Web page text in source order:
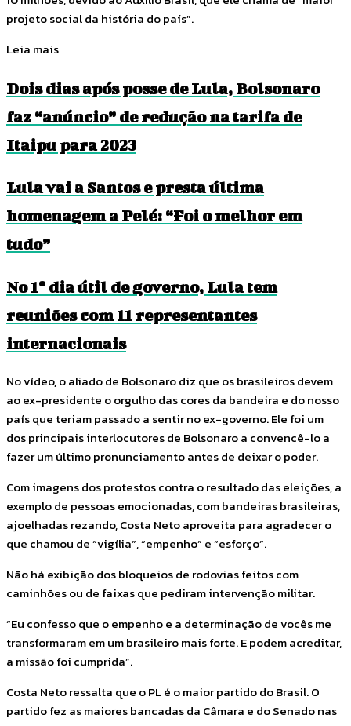
projeto social da história do país”.
Leia mais
Dois dias após posse de Lula, Bolsonaro
faz “anúncio” de redução na tarifa de
Itaipu para 2023
Lula vai a Santos e presta última
homenagem a Pelé: “Foi o melhor em
tudo”
No 1º dia útil de governo, Lula tem
reuniões com 11 representantes
internacionais
No vídeo, o aliado de Bolsonaro diz que os brasileiros devem
ao ex-presidente o orgulho das cores da bandeira e do nosso
país que teriam passado a sentir no ex-governo. Ele foi um
dos principais interlocutores de Bolsonaro a convencê-lo a
fazer um último pronunciamento antes de deixar o poder.
Com imagens dos protestos contra o resultado das eleições, a
exemplo de pessoas emocionadas, com bandeiras brasileiras,
ajoelhadas rezando, Costa Neto aproveita para agradecer o
que chamou de “vigília”, “empenho” e “esforço”.
Não há exibição dos bloqueios de rodovias feitos com
caminhões ou de faixas que pediram intervenção militar.
“Eu confesso que o empenho e a determinação de vocês me
transformaram em um brasileiro mais forte. E podem acreditar,
a missão foi cumprida”.
Costa Neto ressalta que o PL é o maior partido do Brasil. O
partido fez as maiores bancadas da Câmara e do Senado nas